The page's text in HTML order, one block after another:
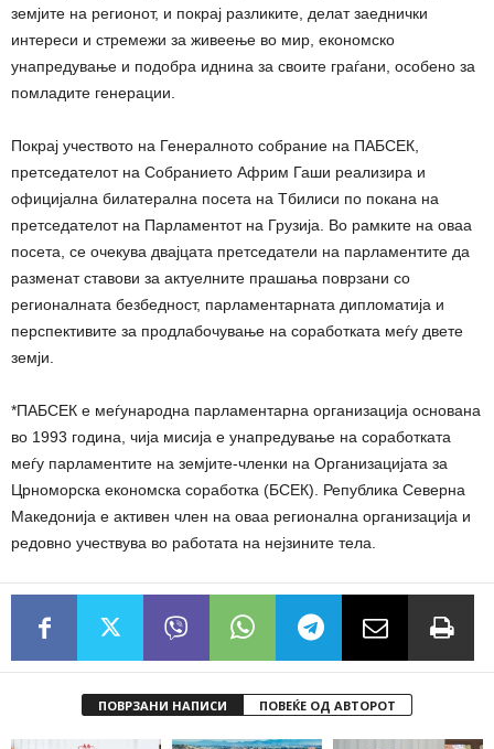
земјите на регионот, и покрај разликите, делат заеднички
интереси и стремежи за живеење во мир, економско
унапредување и подобра иднина за своите граѓани, особено за
помладите генерации.
Покрај учеството на Генералното собрание на ПАБСЕК,
претседателот на Собранието Африм Гаши реализира и
официјална билатерална посета на Тбилиси по покана на
претседателот на Парламентот на Грузија. Во рамките на оваа
посета, се очекува двајцата претседатели на парламентите да
разменат ставови за актуелните прашања поврзани со
регионалната безбедност, парламентарната дипломатија и
перспективите за продлабочување на соработката меѓу двете
земји.
*ПАБСЕК е меѓународна парламентарна организација основана
во 1993 година, чија мисија е унапредување на соработката
меѓу парламентите на земјите-членки на Организацијата за
Црноморска економска соработка (БСЕК). Република Северна
Македонија е активен член на оваа регионална организација и
редовно учествува во работата на нејзините тела.
ПОВРЗАНИ НАПИСИ ПОВЕЌЕ ОД АВТОРОТ